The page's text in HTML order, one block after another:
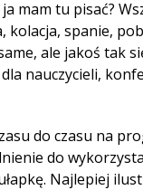
tu pisać?
spanie,
ale jakoś tak
nauczycieli,
do czasu na
do
Najlepiej